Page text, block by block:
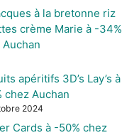
à la bretonne riz
crème Marie à -34%
apéritifs 3D’s Lay’s à
chez Auchan
2024
Cards à -50% chez